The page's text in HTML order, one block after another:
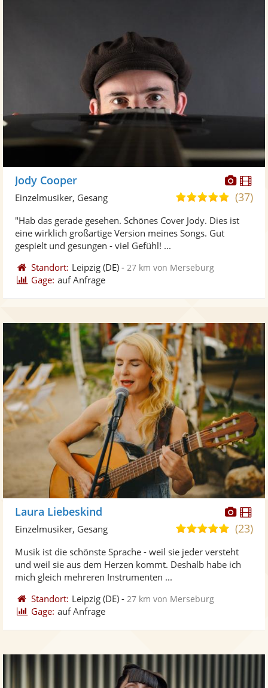
Fotos
Jody Cooper
5,0
5
(37)
Einzelmusiker, Gesang
"Hab das gerade gesehen. Schönes Cover Jody. Dies ist
eine wirklich großartige Version meines Songs. Gut
gespielt und gesungen - viel Gefühl! ...
Standort: Leipzig (DE) - 27 km von Merseburg
Gage: auf Anfrage
Fotos
Laura Liebeskind
5,0
5
(23)
Einzelmusiker, Gesang
Musik ist die schönste Sprache - weil sie jeder versteht
und weil sie aus dem Herzen kommt. Deshalb habe ich
mich gleich mehreren Instrumenten ...
Standort: Leipzig (DE) - 27 km von Merseburg
Gage: auf Anfrage